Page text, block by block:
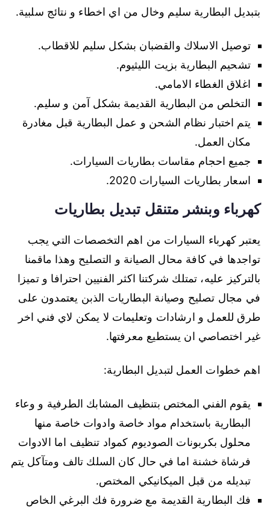
بتبديل البطارية سليم وخال من اي اخطاء و نتائج سلبية.
توصيل الاسلاك والقضبان بشكل سليم للاقطاب.
تشحيم البطارية بزيت الليثيوم.
اغلاق الغطاء الامامي.
التخلص من البطارية القديمة بشكل آمن و سليم.
يتم اختبار نظام الشحن و عمل البطارية قبل مغادرة
مكان العمل.
جميع احجام مقاسات بطاريات السيارات.
اسعار بطاريات السيارات 2020.
كهرباء وبنشر متنقل تبديل بطاريات
يعتبر كهرباء السيارات من اهم التخصصات التي يجب
تواجدها في كافة محال الصيانة و التصليح وهذا ماقمنا
بالتركيز عليه، تمتلك شركتنا اكثر الفنيين احترافا و تميزا
في مجال تصليح وصيانة البطاريات الذبن يعتمدون على
طرق للعمل و ارشادات وتعليمات لا يمكن لاي فني اخر
غير اختصاصي ان يستطيع معرفتها.
اهم خطوات العمل لتبديل البطارية:
يقوم الفني المختص بتنظيف المشابك الطرفية و وعاء
البطارية باستخدام مواد خاصة وادوات خاصة منها
محلول بكربونات الصوديوم كمواد تنظيف اما الادوات
فرشاة خشنة اما في حال كان السلك تالف ومتآكل يتم
تبديله من قبل الميكانيكي المختص.
فك البطارية القديمة مع ضرورة فك البرغي الخاص